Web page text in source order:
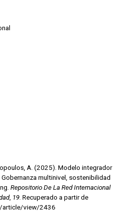
A. (2025). Modelo integrador
multinivel, sostenibilidad
Repositorio De La Red Internacional
, 19 . Recuperado a partir de
view/2436